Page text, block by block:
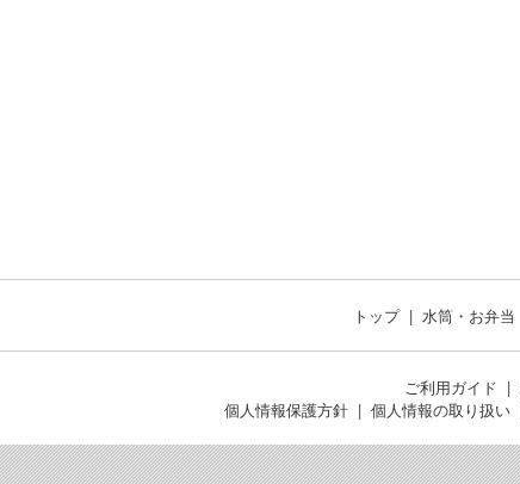
トップ 水筒・お弁当
ご利用ガイド
個人情報保護方針
個人情報の取り扱い